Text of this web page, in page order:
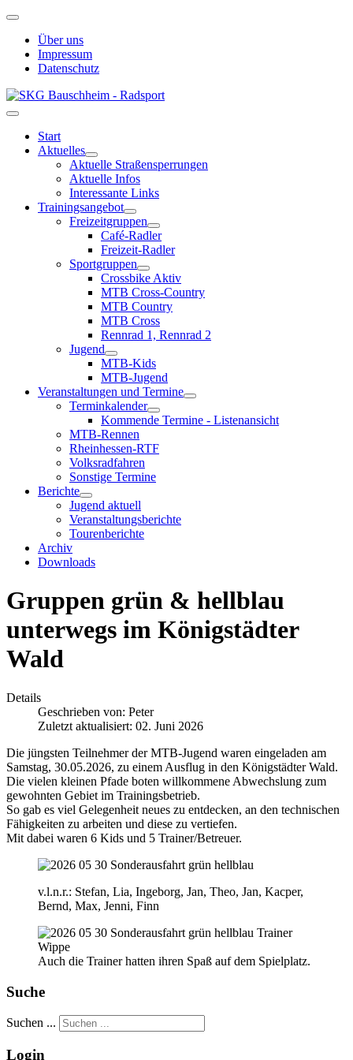
Über uns
Impressum
Datenschutz
Start
Aktuelles
Aktuelle Straßensperrungen
Aktuelle Infos
Interessante Links
Trainingsangebot
Freizeitgruppen
Café-Radler
Freizeit-Radler
Sportgruppen
Crossbike Aktiv
MTB Cross-Country
MTB Country
MTB Cross
Rennrad 1, Rennrad 2
Jugend
MTB-Kids
MTB-Jugend
Veranstaltungen und Termine
Terminkalender
Kommende Termine - Listenansicht
MTB-Rennen
Rheinhessen-RTF
Volksradfahren
Sonstige Termine
Berichte
Jugend aktuell
Veranstaltungsberichte
Tourenberichte
Archiv
Downloads
Gruppen grün & hellblau
unterwegs im Königstädter
Wald
Details
Geschrieben von: Peter
Zuletzt aktualisiert: 02. Juni 2026
Die jüngsten Teilnehmer der MTB-Jugend waren eingeladen am
Samstag, 30.05.2026, zu einem Ausflug in den Königstädter Wald.
Die vielen kleinen Pfade boten willkommene Abwechslung zum
gewohnten Gebiet im Trainingsbetrieb.
So gab es viel Gelegenheit neues zu entdecken, an den technischen
Fähigkeiten zu arbeiten und diese zu vertiefen.
Mit dabei waren 6 Kids und 5 Trainer/Betreuer.
v.l.n.r.: Stefan, Lia, Ingeborg, Jan, Theo, Jan, Kacper,
Bernd, Max, Jenni, Finn
Auch die Trainer hatten ihren Spaß auf dem Spielplatz.
Suche
Suchen ...
Login